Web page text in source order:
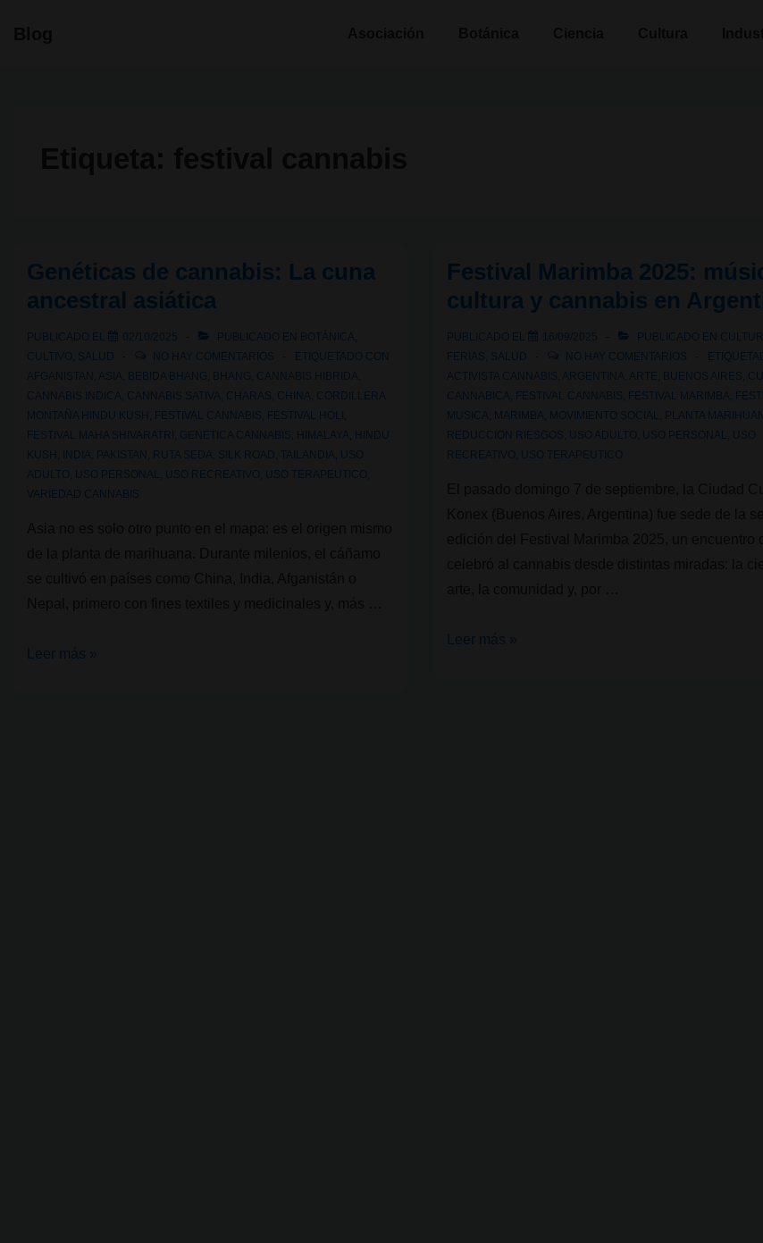
Genéticas de cannabis: La cuna
ancestral asiática
PUBLICADO EL 02/10/2025 PUBLICADO EN BOTÁNICA
CULTIVO
SALUD NO HAY COMENTARIOS
ETIQUETADO CON
AFGANISTAN
ASIA BEBIDA BHANG BHANG CANNABIS HIBRIDA
CANNABIS INDICA
CANNABIS SATIVA CHARAS CHINA
CORDILLERA
MONTAÑA HINDU KUSH
FESTIVAL CANNABIS FESTIVAL HOLI
FESTIVAL MAHA SHIVARATRI
GENETICA CANNABIS HIMALAYA
HINDU
KUSH
INDIA PAKISTAN RUTA SEDA SILK ROAD TAILANDIA
USO
ADULTO
USO PERSONAL USO RECREATIVO USO TERAPEUTICO
VARIEDAD CANNABIS
Genéticas
Leer más »
Festival Marimba 2025:
cultura y cannabis en
PUBLICADO EL 16/09/2025 PUBLICADO EN
FERIAS SALUD NO HAY COMENTARIOS
ACTIVISTA CANNABIS
ARGENTINA ARTE BUENOS AIRES
CANNABICA
FESTIVAL CANNABIS FESTIVAL MARIMBA
MUSICA
MARIMBA MOVIMIENTO SOCIAL PLANTA
REDUCCION RIESGOS USO ADULTO USO PERSONAL
USO
RECREATIVO
USO TERAPEUTICO
Festival
Leer más »